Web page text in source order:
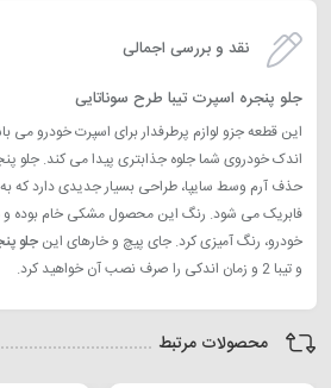
نقد و بررسی اجمالی
جلو پنجره اسپرت تیبا طرح سوناتایی
این قطعه جزو لوازم پرطرفدار برای اسپرت خودرو می
اندک خودروی شما جلوه جذابتری پیدا می کند. جلو
حذف آرم وسط سایپا، طراحی بسیار جدیدی دارد که
فابریک می شود. رنگ این محصول مشکی خام بوده و
خودرو، رنگ آمیزی کرد. جای پیچ و خارهای این جلو
و تیبا 2 و زمان اندکی را صرف نصب آن خواهید کرد.
محصولات مرتبط